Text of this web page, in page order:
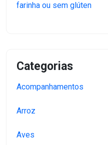
farinha ou sem glúten
Categorias
Acompanhamentos
Arroz
Aves